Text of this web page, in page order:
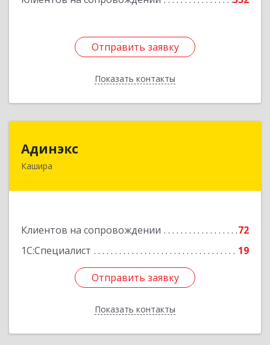
Отправить заявку
Показать контакты
Отправить заявку
Назад
Адинэкс
Кашира
Клиентов на сопровождении
72
1С:Специалист
19
Отправить заявку
Показать контакты
142900, Московская обл, г.о. Кашира, Кашира г,
Отправить заявку
Назад